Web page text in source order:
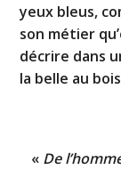
yeux bleus,
son métier
décrire dans
la belle au
« De